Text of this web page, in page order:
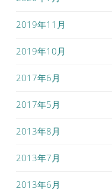
2019年11月
2019年10月
2017年6月
2017年5月
2013年8月
2013年7月
2013年6月